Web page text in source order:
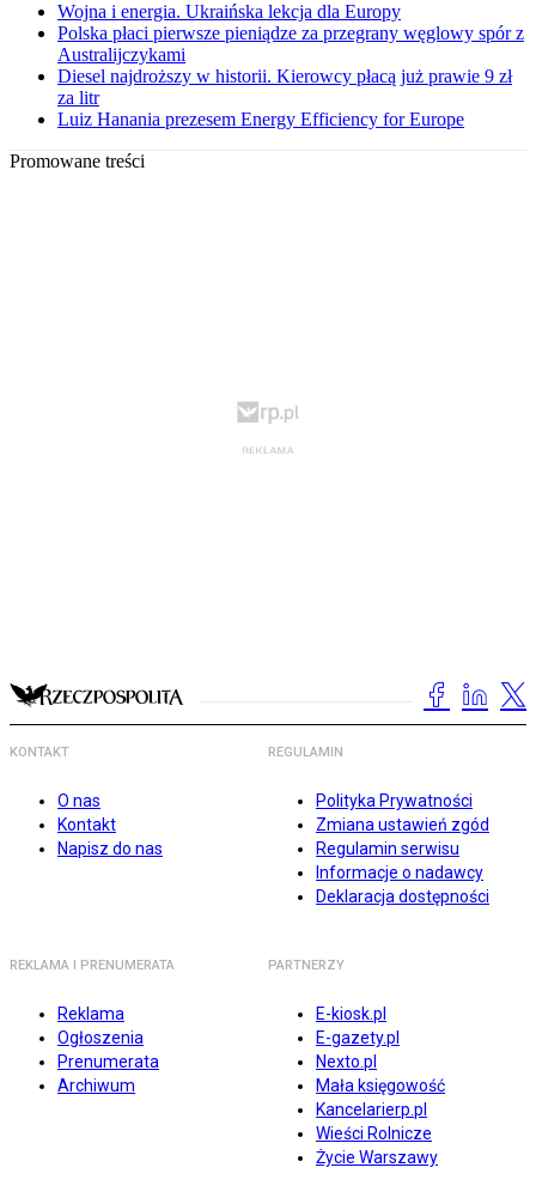
Wojna i energia. Ukraińska lekcja dla Europy
Polska płaci pierwsze pieniądze za przegrany węglowy spór z
Australijczykami
Diesel najdroższy w historii. Kierowcy płacą już prawie 9 zł
za litr
Luiz Hanania prezesem Energy Efficiency for Europe
Promowane treści
KONTAKT
O nas
Kontakt
Napisz do nas
REGULAMIN
Polityka Prywatności
Zmiana ustawień zgód
Regulamin serwisu
Informacje o nadawcy
Deklaracja dostępności
REKLAMA I PRENUMERATA
Reklama
Ogłoszenia
Prenumerata
Archiwum
PARTNERZY
E-kiosk.pl
E-gazety.pl
Nexto.pl
Mała księgowość
Kancelarierp.pl
Wieści Rolnicze
Życie Warszawy